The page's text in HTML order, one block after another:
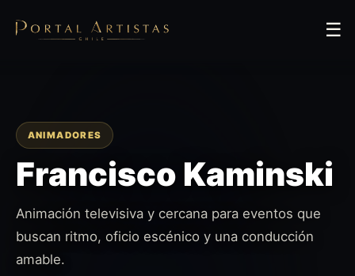
☰
ANIMADORES
Francisco Kaminski
Animación televisiva y cercana para eventos que
buscan ritmo, oficio escénico y una conducción
amable.